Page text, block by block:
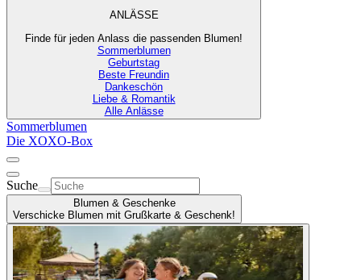
ANLÄSSE
Finde für jeden Anlass die passenden Blumen!
Sommerblumen
Geburtstag
Beste Freundin
Dankeschön
Liebe & Romantik
Alle Anlässe
Sommerblumen
Die XOXO-Box
Suche
Blumen & Geschenke
Verschicke Blumen mit Grußkarte & Geschenk!